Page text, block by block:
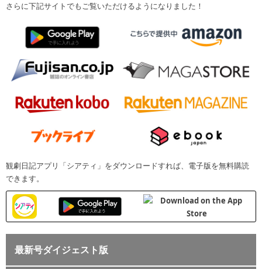
さらに下記サイトでもご覧いただけるようになりました！
観劇日記アプリ「シアティ」をダウンロードすれば、電子版を無料購読
できます。
最新号ダイジェスト版